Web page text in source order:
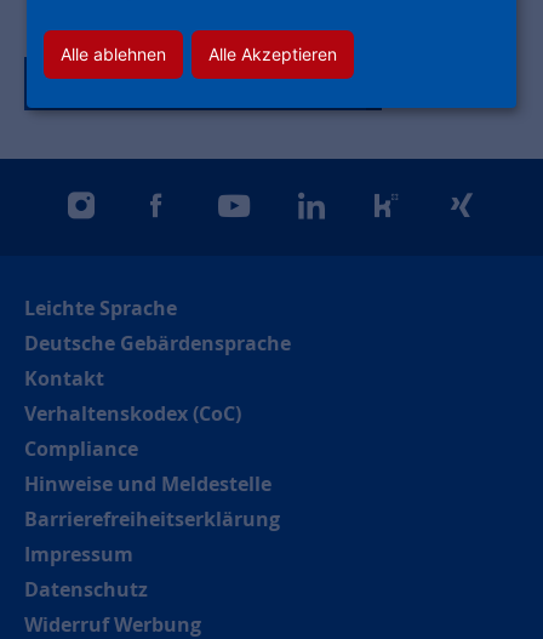
Zurück zur Tagübersicht
instagramfacebookyoutubelinkedinkununuxing
Leichte Sprache
Deutsche Gebärdensprache
Kontakt
Verhaltenskodex (CoC)
Compliance
Hinweise und Meldestelle
Barrierefreiheitserklärung
Impressum
Datenschutz
Widerruf Werbung
Alle ablehnen Alle Akzeptieren